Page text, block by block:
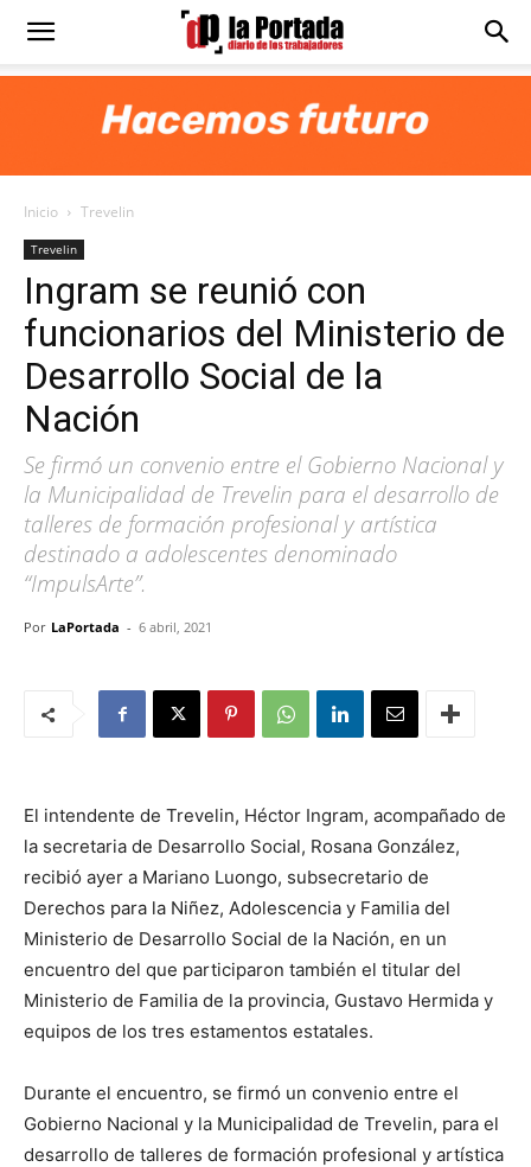
Diario
Portada
Inicio Trevelin
Trevelin
Ingram se reunió con
funcionarios del Ministerio de
Desarrollo Social de la
Nación
Se firmó un convenio entre el Gobierno Nacional y
la Municipalidad de Trevelin para el desarrollo de
talleres de formación profesional y artística
destinado a adolescentes denominado
“ImpulsArte”.
Por LaPortada - 6 abril, 2021
El intendente de Trevelin, Héctor Ingram, acompañado de
la secretaria de Desarrollo Social, Rosana González,
recibió ayer a Mariano Luongo, subsecretario de
Derechos para la Niñez, Adolescencia y Familia del
Ministerio de Desarrollo Social de la Nación, en un
encuentro del que participaron también el titular del
Ministerio de Familia de la provincia, Gustavo Hermida y
equipos de los tres estamentos estatales.
Durante el encuentro, se firmó un convenio entre el
Gobierno Nacional y la Municipalidad de Trevelin, para el
desarrollo de talleres de formación profesional y artística